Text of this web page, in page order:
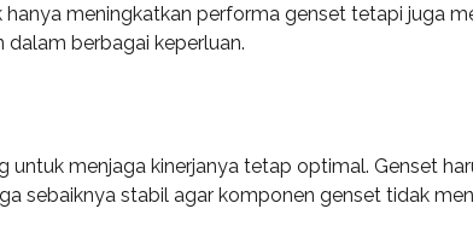
meningkatkan performa genset tetapi juga
berbagai keperluan.
menjaga kinerjanya tetap optimal. Genset
sebaiknya stabil agar komponen genset tidak